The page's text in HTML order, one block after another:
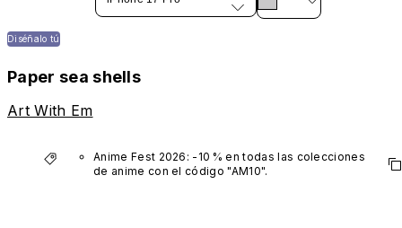
Diséñalo tú
Paper sea shells
Art With Em
Anime Fest 2026: -10 % en todas las colecciones
de anime con el código "AM10".